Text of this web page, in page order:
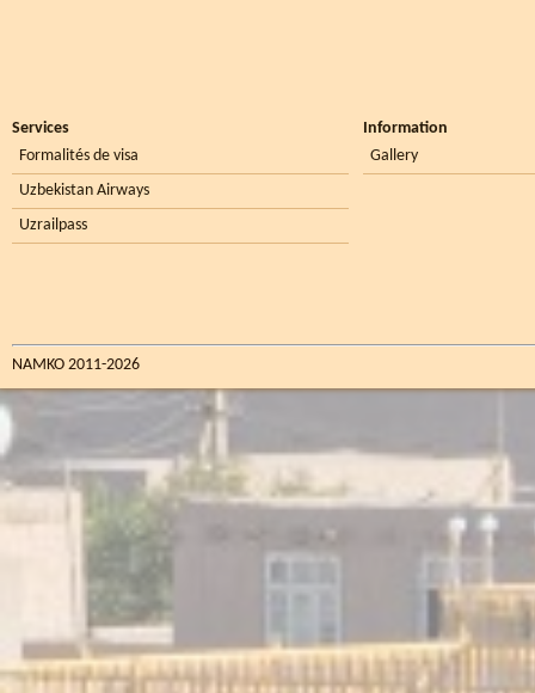
Services
Formalités de visa
Uzbekistan Airways
Uzrailpass
Information
Gallery
NAMKO 2011-2026